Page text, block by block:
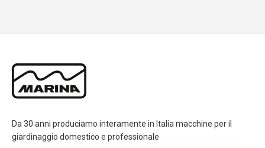
Da 30 anni produciamo interamente in Italia macchine per il
giardinaggio domestico e professionale